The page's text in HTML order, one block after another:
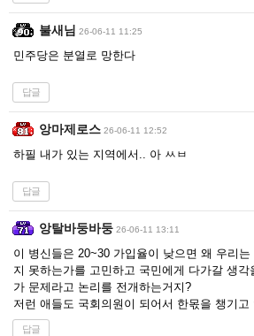
불새님 26-06-11 11:25
민주당은 분열로 망한다
답글
앙마제로스 26-06-11 12:52
하필 내가 있는 지역에서.. 아 ㅆㅂ
답글
앙탈바둥바둥 26-06-11 13:11
이 병신들은 20~30 가입율이 낮으면 왜 우리
지 못하는가를 고민하고 국민에게 다가갈 생각
가 문제라고 논리를 전개하는거지?
저런 애들도 국회의원이 되어서 한몫을 챙기고
답글